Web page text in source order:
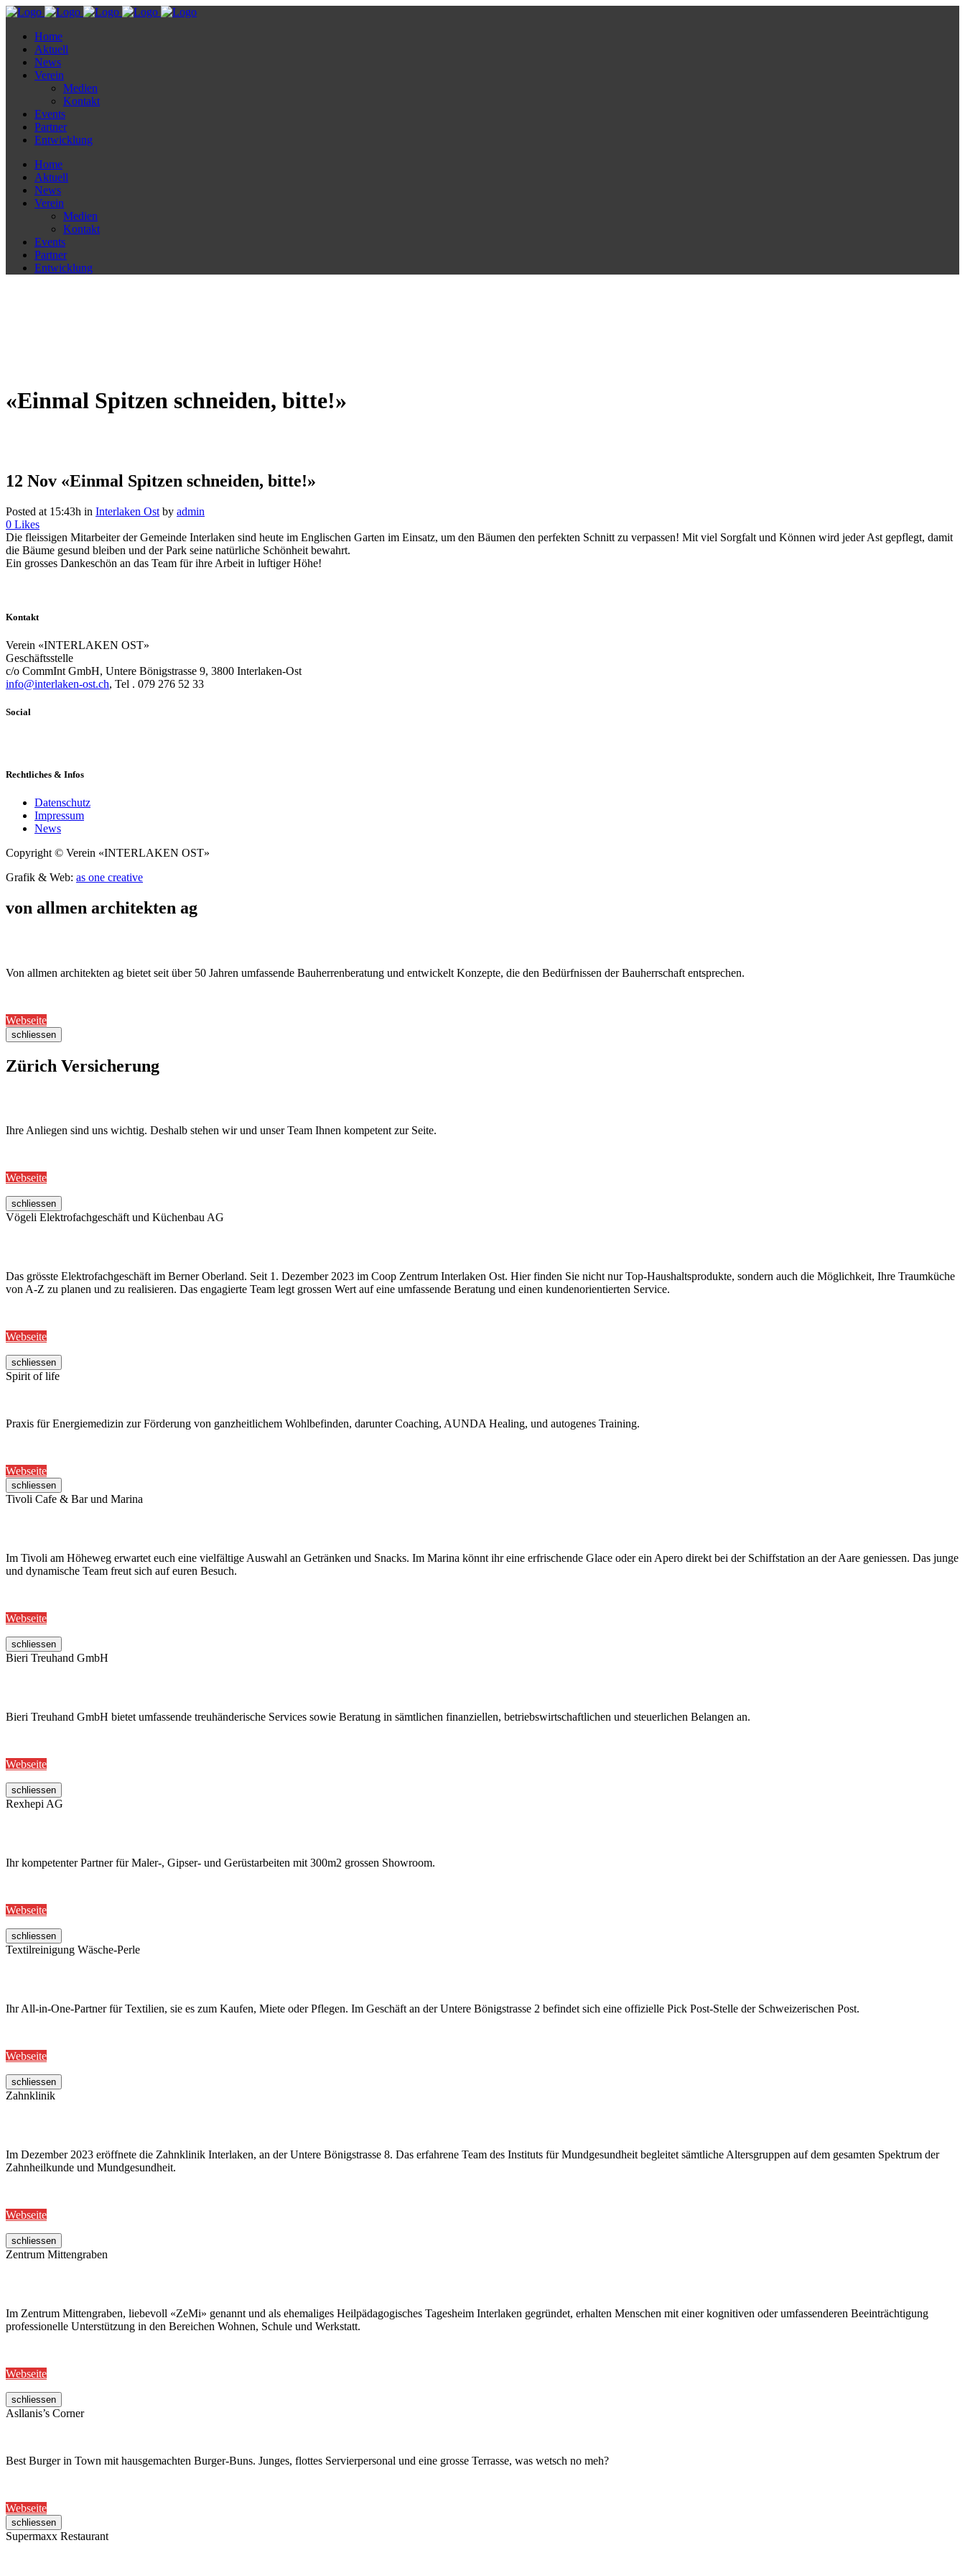
Home
Aktuell
News
Verein
Medien
Kontakt
Events
Partner
Entwicklung
Home
Aktuell
News
Verein
Medien
Kontakt
Events
Partner
Entwicklung
«Einmal Spitzen schneiden, bitte!»
12 Nov «Einmal Spitzen schneiden, bitte!»
Posted at 15:43h in Interlaken Ost by admin
0 Likes
Die fleissigen Mitarbeiter der Gemeinde Interlaken sind heute im Englischen Garten im Einsatz, um den Bäumen den perfekten Schnitt zu verpassen! Mit viel Sorgfalt und Können wird jeder Ast gepflegt, damit
die Bäume gesund bleiben und der Park seine natürliche Schönheit bewahrt.
Ein grosses Dankeschön an das Team für ihre Arbeit in luftiger Höhe!
Kontakt
Verein «INTERLAKEN OST»
Geschäftsstelle
c/o CommInt GmbH, Untere Bönigstrasse 9, 3800 Interlaken-Ost
info@interlaken-ost.ch, Tel . 079 276 52 33
Social
Rechtliches & Infos
Datenschutz
Impressum
News
Copyright © Verein «INTERLAKEN OST»
Grafik & Web: as one creative
von allmen architekten ag
Von allmen architekten ag bietet seit über 50 Jahren umfassende Bauherrenberatung und entwickelt Konzepte, die den Bedürfnissen der Bauherrschaft entsprechen.
Webseite
schliessen
Zürich Versicherung
Ihre Anliegen sind uns wichtig. Deshalb stehen wir und unser Team Ihnen kompetent zur Seite.
Webseite
schliessen
Vögeli Elektrofachgeschäft und Küchenbau AG
Das grösste Elektrofachgeschäft im Berner Oberland. Seit 1. Dezember 2023 im Coop Zentrum Interlaken Ost. Hier finden Sie nicht nur Top-Haushaltsprodukte, sondern auch die Möglichkeit, Ihre Traumküche
von A-Z zu planen und zu realisieren. Das engagierte Team legt grossen Wert auf eine umfassende Beratung und einen kundenorientierten Service.
Webseite
schliessen
Spirit of life
Praxis für Energiemedizin zur Förderung von ganzheitlichem Wohlbefinden, darunter Coaching, AUNDA Healing, und autogenes Training.
Webseite
schliessen
Tivoli Cafe & Bar und Marina
Im Tivoli am Höheweg erwartet euch eine vielfältige Auswahl an Getränken und Snacks. Im Marina könnt ihr eine erfrischende Glace oder ein Apero direkt bei der Schiffstation an der Aare geniessen. Das junge
und dynamische Team freut sich auf euren Besuch.
Webseite
schliessen
Bieri Treuhand GmbH
Bieri Treuhand GmbH bietet umfassende treuhänderische Services sowie Beratung in sämtlichen finanziellen, betriebswirtschaftlichen und steuerlichen Belangen an.
Webseite
schliessen
Rexhepi AG
Ihr kompetenter Partner für Maler-, Gipser- und Gerüstarbeiten mit 300m2 grossen Showroom.
Webseite
schliessen
Textilreinigung Wäsche-Perle
Ihr All-in-One-Partner für Textilien, sie es zum Kaufen, Miete oder Pflegen. Im Geschäft an der Untere Bönigstrasse 2 befindet sich eine offizielle Pick Post-Stelle der Schweizerischen Post.
Webseite
schliessen
Zahnklinik
Im Dezember 2023 eröffnete die Zahnklinik Interlaken, an der Untere Bönigstrasse 8. Das erfahrene Team des Instituts für Mundgesundheit begleitet sämtliche Altersgruppen auf dem gesamten Spektrum der
Zahnheilkunde und Mundgesundheit.
Webseite
schliessen
Zentrum Mittengraben
Im Zentrum Mittengraben, liebevoll «ZeMi» genannt und als ehemaliges Heilpädagogisches Tagesheim Interlaken gegründet, erhalten Menschen mit einer kognitiven oder umfassenderen Beeinträchtigung
professionelle Unterstützung in den Bereichen Wohnen, Schule und Werkstatt.
Webseite
schliessen
Asllanis’s Corner
Best Burger in Town mit hausgemachten Burger-Buns. Junges, flottes Servierpersonal und eine grosse Terrasse, was wetsch no meh?
Webseite
schliessen
Supermaxx Restaurant